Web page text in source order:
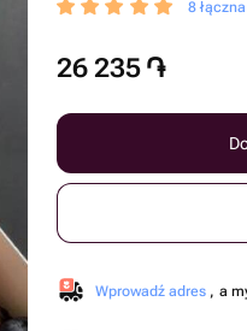
8
26 235 ֏
Wprowadź adres , a